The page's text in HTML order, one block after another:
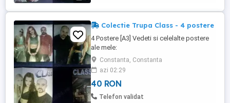
Colectie Trupa Class - 4 postere
4 Postere [A3] Vedeti si celelalte postere
ale mele:
posteredevanzare.blogspot.com Copiati
adresa in browser. :)
Constanta, Constanta
azi 02:29
40 RON
Telefon validat